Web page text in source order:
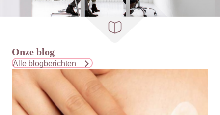
Onze blog
Alle blogberichten